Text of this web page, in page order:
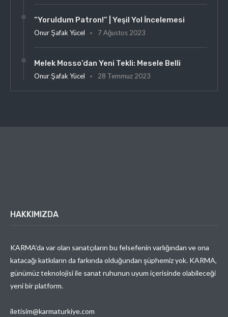
“Yoruldum Patron!” | Yeşil Yol İncelemesi
Onur Şafak Yücel 7 Ağustos 2023
Melek Mosso’dan Yeni Tekli: Mesele Belli
Onur Şafak Yücel 28 Temmuz 2023
HAKKIMIZDA
KARMA’da var olan sanatçıların bu felsefenin varlığından ve ona
katacağı katkıların da farkında olduğundan şüphemiz yok. KARMA,
günümüz teknolojisi ile sanat ruhunun uyum içerisinde olabileceği
yeni bir platform.
iletisim@karmaturkiye.com